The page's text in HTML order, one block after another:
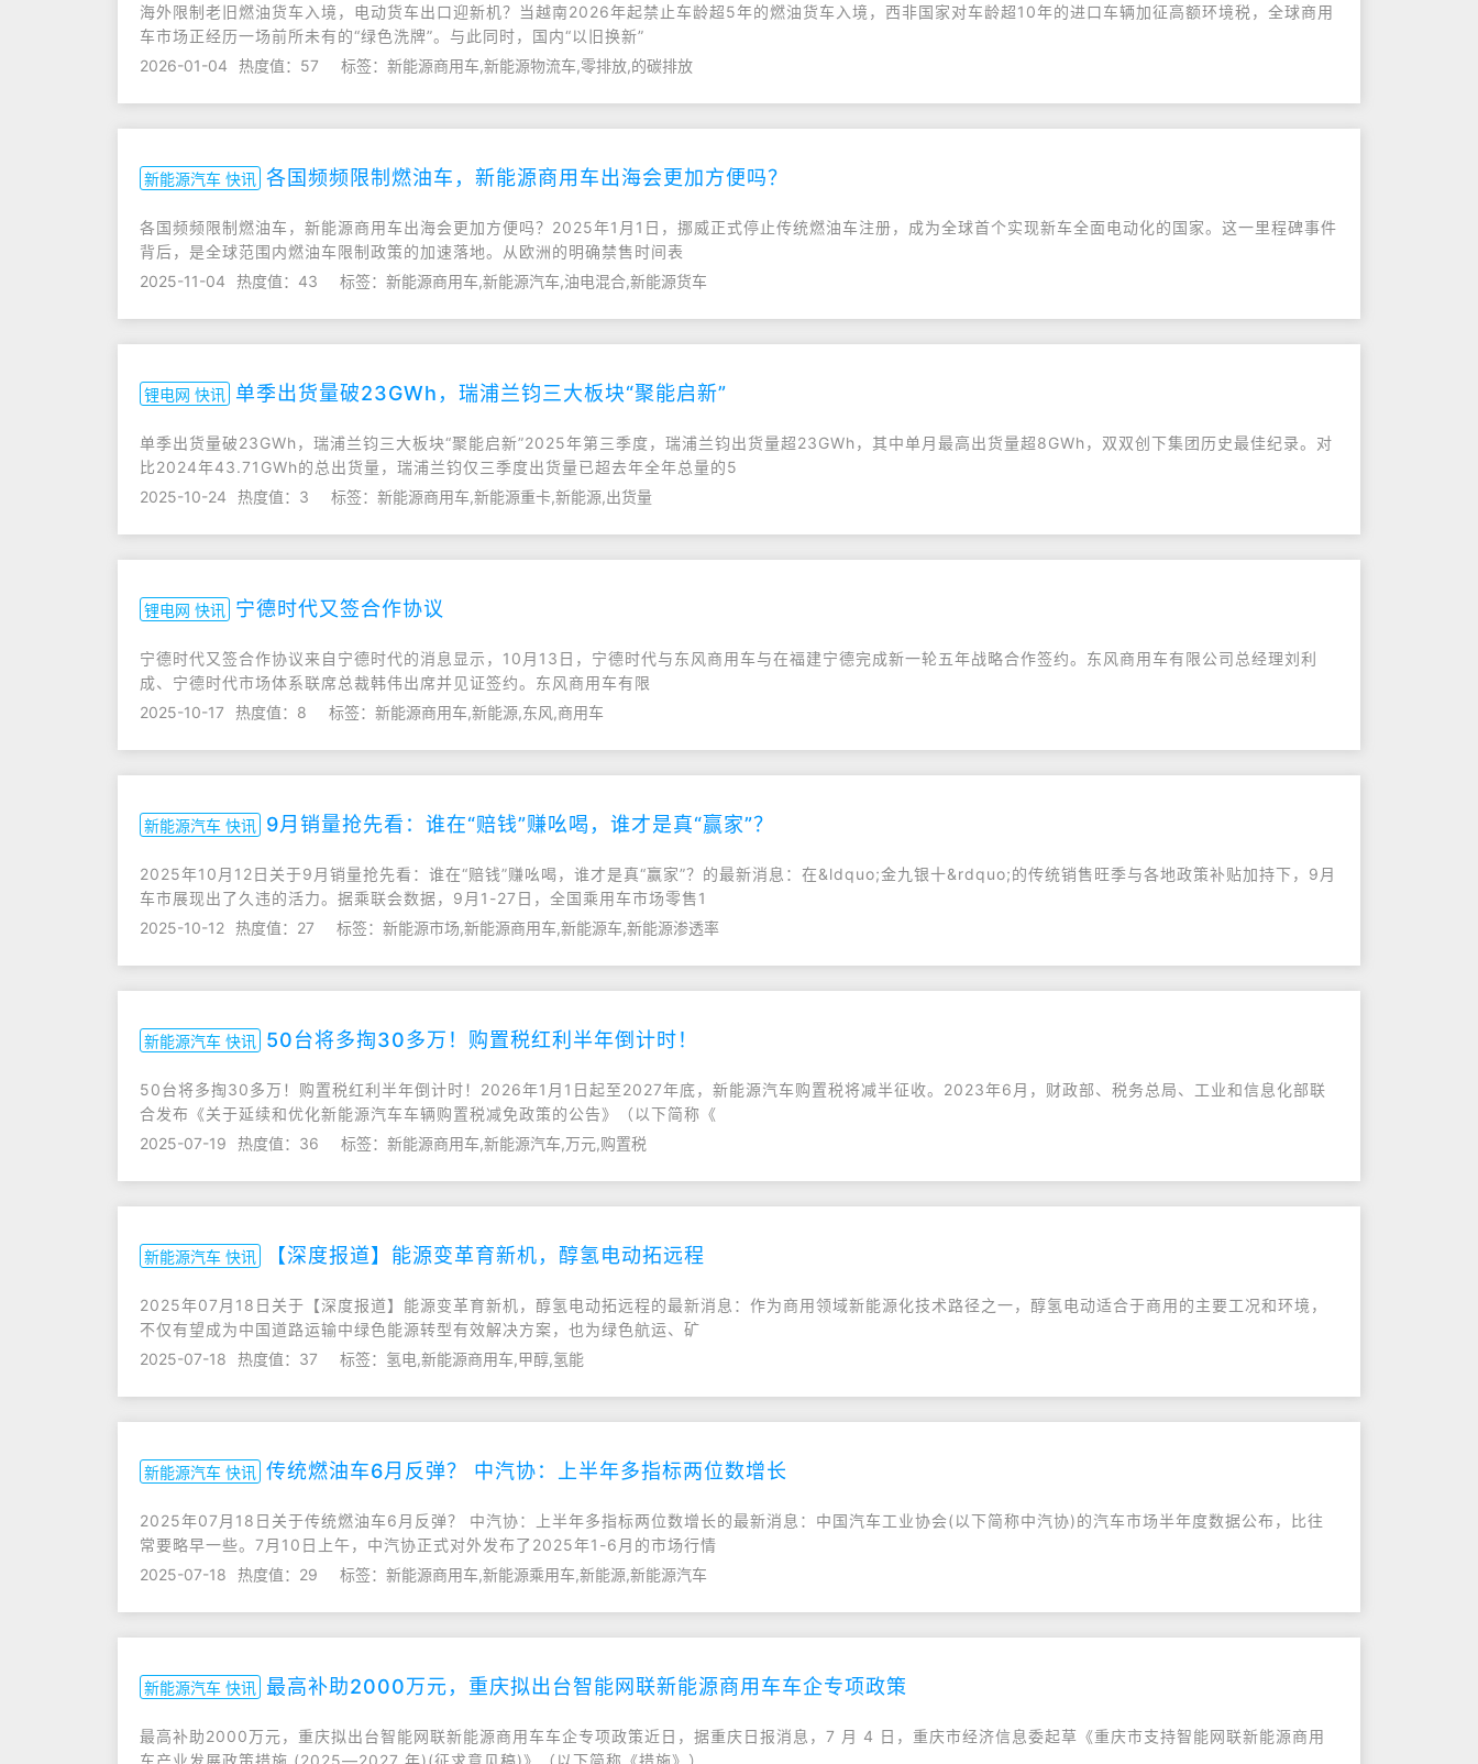
海外限制老旧燃油货车入境，电动货车出口迎新机？当越南2026年起禁止车龄超5年的燃油货车入境，西非国家对车龄超10年的进口车辆加征高额环境税，全球商用
车市场正经历一场前所未有的“绿色洗牌”。与此同时，国内“以旧换新”
2026-01-04
热度值：57 标签：新能源商用车,新能源物流车,零排放,的碳排放
新能源汽车 快讯 各国频频限制燃油车，新能源商用车出海会更加方便吗？
各国频频限制燃油车，新能源商用车出海会更加方便吗？2025年1月1日，挪威正式停止传统燃油车注册，成为全球首个实现新车全面电动化的国家。这一里程碑事件
背后，是全球范围内燃油车限制政策的加速落地。从欧洲的明确禁售时间表
2025-11-04
热度值：43 标签：新能源商用车,新能源汽车,油电混合,新能源货车
锂电网 快讯 单季出货量破23GWh，瑞浦兰钧三大板块“聚能启新”
单季出货量破23GWh，瑞浦兰钧三大板块“聚能启新”2025年第三季度，瑞浦兰钧出货量超23GWh，其中单月最高出货量超8GWh，双双创下集团历史最佳纪录。对
比2024年43.71GWh的总出货量，瑞浦兰钧仅三季度出货量已超去年全年总量的5
2025-10-24
热度值：3 标签：新能源商用车,新能源重卡,新能源,出货量
锂电网 快讯 宁德时代又签合作协议
宁德时代又签合作协议来自宁德时代的消息显示，10月13日，宁德时代与东风商用车与在福建宁德完成新一轮五年战略合作签约。东风商用车有限公司总经理刘利
成、宁德时代市场体系联席总裁韩伟出席并见证签约。东风商用车有限
2025-10-17
热度值：8 标签：新能源商用车,新能源,东风,商用车
新能源汽车 快讯 9月销量抢先看：谁在“赔钱”赚吆喝，谁才是真“赢家”？
2025年10月12日关于9月销量抢先看：谁在“赔钱”赚吆喝，谁才是真“赢家”？的最新消息：在&ldquo;金九银十&rdquo;的传统销售旺季与各地政策补贴加持下，9月
车市展现出了久违的活力。据乘联会数据，9月1-27日，全国乘用车市场零售1
2025-10-12 热度值：27 标签：新能源市场,新能源商用车,新能源车,新能源渗透率
新能源汽车 快讯 50台将多掏30多万！购置税红利半年倒计时！
50台将多掏30多万！购置税红利半年倒计时！2026年1月1日起至2027年底，新能源汽车购置税将减半征收。2023年6月，财政部、税务总局、工业和信息化部联
合发布《关于延续和优化新能源汽车车辆购置税减免政策的公告》（以下简称《
2025-07-19
热度值：36 标签：新能源商用车,新能源汽车,万元,购置税
新能源汽车 快讯 【深度报道】能源变革育新机，醇氢电动拓远程
2025年07月18日关于【深度报道】能源变革育新机，醇氢电动拓远程的最新消息：作为商用领域新能源化技术路径之一，醇氢电动适合于商用的主要工况和环境，
不仅有望成为中国道路运输中绿色能源转型有效解决方案，也为绿色航运、矿
2025-07-18
热度值：37 标签：氢电,新能源商用车,甲醇,氢能
新能源汽车 快讯 传统燃油车6月反弹？ 中汽协：上半年多指标两位数增长
2025年07月18日关于传统燃油车6月反弹？ 中汽协：上半年多指标两位数增长的最新消息：中国汽车工业协会(以下简称中汽协)的汽车市场半年度数据公布，比往
常要略早一些。7月10日上午，中汽协正式对外发布了2025年1-6月的市场行情
2025-07-18
热度值：29 标签：新能源商用车,新能源乘用车,新能源,新能源汽车
新能源汽车 快讯 最高补助2000万元，重庆拟出台智能网联新能源商用车车企专项政策
最高补助2000万元，重庆拟出台智能网联新能源商用车车企专项政策近日，据重庆日报消息，7 月 4 日，重庆市经济信息委起草《重庆市支持智能网联新能源商用
车产业发展政策措施 (2025—2027 年)(征求意见稿)》（以下简称《措施》）